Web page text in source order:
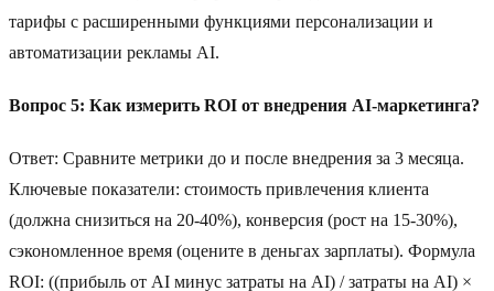
тарифы с расширенными функциями персонализации и
автоматизации рекламы AI.
Вопрос 5: Как измерить ROI от внедрения AI-маркетинга?
Ответ: Сравните метрики до и после внедрения за 3 месяца.
Ключевые показатели: стоимость привлечения клиента
(должна снизиться на 20-40%), конверсия (рост на 15-30%),
сэкономленное время (оцените в деньгах зарплаты). Формула
ROI: ((прибыль от AI минус затраты на AI) / затраты на AI) ×